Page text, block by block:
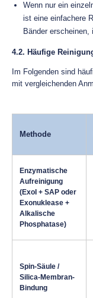
Wenn nur ein
ist eine einfachere
Bänder erscheinen,
4.2. Häufige
Im Folgenden sind
mit vergleichenden
Methode
Enzymatische
Aufreinigung
(ExoI + SAP oder
Exonuklease +
Alkalische
Phosphatase)
Spin-Säule /
Silica-Membran-
Bindung